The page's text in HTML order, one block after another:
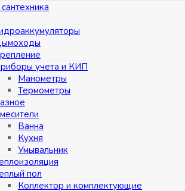
учета и КИП
Манометры
Термометры
Ванна
Кухня
Умывальник
пол
Коллектор и комплектующие